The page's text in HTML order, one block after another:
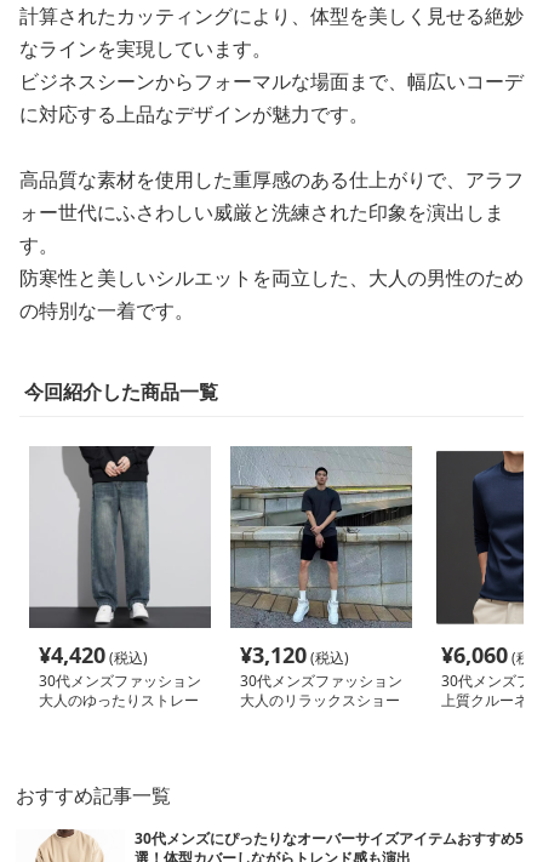
計算されたカッティングにより、体型を美しく見せる絶妙
なラインを実現しています。
ビジネスシーンからフォーマルな場面まで、幅広いコーデ
に対応する上品なデザインが魅力です。
高品質な素材を使用した重厚感のある仕上がりで、アラフ
ォー世代にふさわしい威厳と洗練された印象を演出しま
す。
防寒性と美しいシルエットを両立した、大人の男性のため
の特別な一着です。
今回紹介した商品一覧
¥4,420(税込)
30代メンズファッション
大人のゆったりストレー
¥3,120(税込)
30代メンズファッション
大人のリラックスショー
¥6,060(税
30代メンズフ
上質クルーネ
おすすめ記事一覧
30代メンズにぴったりなオーバーサイズアイテムおすすめ5
選！体型カバーしながらトレンド感も演出